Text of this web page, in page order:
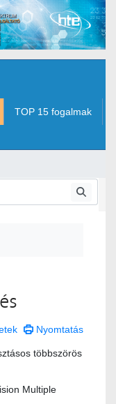
TOP 15 fogalmak
Nyomtatás
többszörös
Multiple